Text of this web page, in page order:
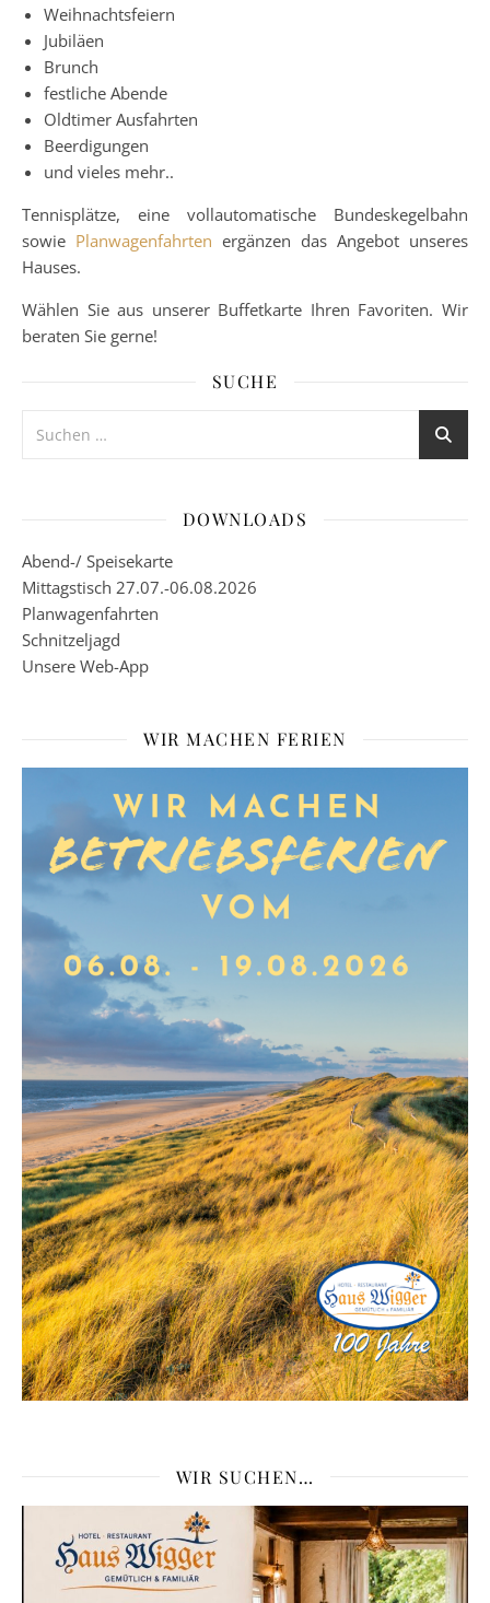
Weihnachtsfeiern
Jubiläen
Brunch
festliche Abende
Oldtimer Ausfahrten
Beerdigungen
und vieles mehr..
Tennisplätze, eine vollautomatische Bundeskegelbahn
sowie Planwagenfahrten ergänzen das Angebot unseres
Hauses.
Wählen Sie aus unserer Buffetkarte Ihren Favoriten. Wir
beraten Sie gerne!
SUCHE
DOWNLOADS
Abend-/ Speisekarte
Mittagstisch 27.07.-06.08.2026
Planwagenfahrten
Schnitzeljagd
Unsere Web-App
WIR MACHEN FERIEN
WIR SUCHEN…